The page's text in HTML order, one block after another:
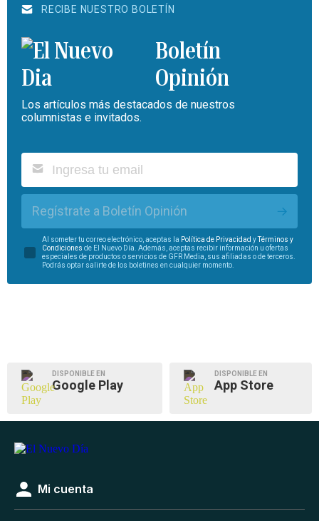
RECIBE NUESTRO BOLETÍN
Boletín
Opinión
Los artículos más destacados de nuestros
columnistas e invitados.
Regístrate a Boletín Opinión
Al someter tu correo electrónico, aceptas la Política de Privacidad yTérminos y
Condiciones de El Nuevo Día. Además, aceptas recibir información u ofertas
especiales de productos o servicios de GFR Media, sus afiliadas o de terceros.
Podrás optar salirte de los boletines en cualquier momento.
DISPONIBLE EN
Google Play
DISPONIBLE EN
App Store
Mi cuenta